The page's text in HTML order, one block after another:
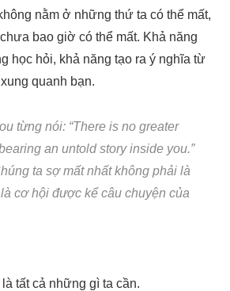
nằm ở những thứ ta có thể mất,
bao giờ có thể mất. Khả năng
học hỏi, khả năng tạo ra ý nghĩa từ
quanh bạn.
từng nói: “There is no greater
an untold story inside you.”
ta sợ mất nhất không phải là
cơ hội được kể câu chuyện của
tất cả những gì ta cần.